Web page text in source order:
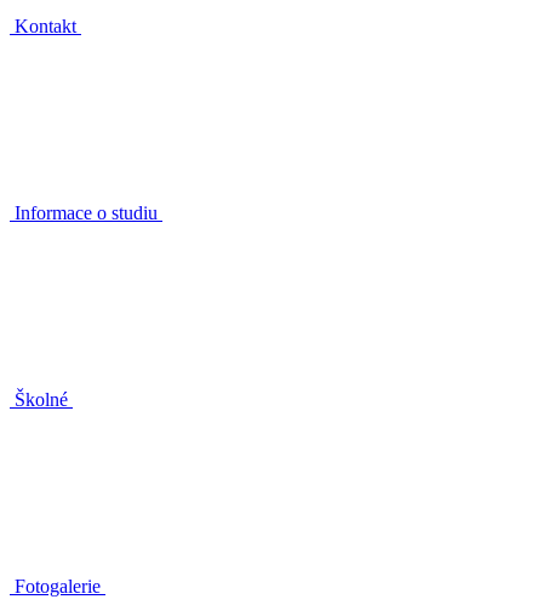
Kontakt
Informace o studiu
Školné
Fotogalerie